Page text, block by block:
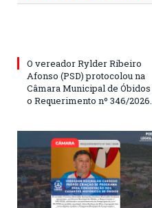
O vereador Rylder Ribeiro
Afonso (PSD) protocolou na
Câmara Municipal de Óbidos
o Requerimento nº 346/2026.